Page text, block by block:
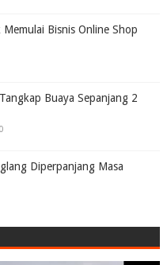
Bisnis Online Shop
Buaya Sepanjang 2
0
Diperpanjang Masa